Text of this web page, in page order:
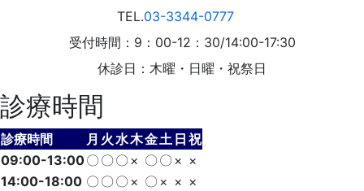
TEL.03-3344-0777
受付時間：9：00-12：30/14:00-17:30
休診日：木曜・日曜・祝祭日
診療時間
診療時間 月 火水木金土 日 祝
09:00-13:00〇 〇 〇 × 〇 〇 × ×
14:00-18:00 〇 〇 〇 × 〇 × × ×